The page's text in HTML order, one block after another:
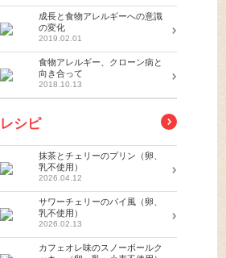
成長と食物アレルギーへの意識
の変化
2019.02.01
食物アレルギー、クローン病と
向き合って
2018.10.13
レシピ
抹茶とチェリーのプリン（卵、
乳不使用）
2026.04.12
サワーチェリーのパイ風（卵、
乳不使用）
2026.02.13
カフェオレ味のスノーボールク